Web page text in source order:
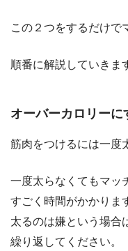
この２つをするだけで
順番に解説していきま
オーバーカロリーに
筋肉をつけるには一度
一度太らなくてもマッ
すごく時間がかかりま
太るのは嫌という場合
繰り返してください。